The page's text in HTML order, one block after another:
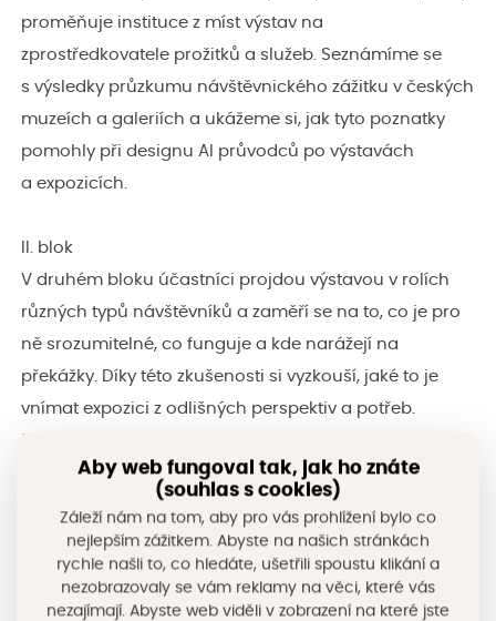
proměňuje instituce z míst výstav na
zprostředkovatele prožitků a služeb. Seznámíme se
s výsledky průzkumu návštěvnického zážitku v českých
muzeích a galeriích a ukážeme si, jak tyto poznatky
pomohly při designu AI průvodců po výstavách
a expozicích.
II. blok
V druhém bloku účastníci projdou výstavou v rolích
různých typů návštěvníků a zaměří se na to, co je pro
ně srozumitelné, co funguje a kde narážejí na
překážky. Díky této zkušenosti si vyzkouší, jaké to je
vnímat expozici z odlišných perspektiv a potřeb.
Pomocí metody designu uživatelského zážitku „pains
and gains“ společně pojmenujeme klíčové momenty
návštěvy a identifikujeme její silné i slabé stránky.
Po přestávce tento pohled rozšíříme o perspektivu
umělé inteligence. Přiblížíme si, jak lze AI asistenty
(ChatGPT, Claude nebo Gemini) využít pro simulaci
Aby web fungoval tak, jak ho znáte
(souhlas s cookies)
Záleží nám na tom, aby pro vás prohlížení bylo co
nejlepším zážitkem. Abyste na našich stránkách
rychle našli to, co hledáte, ušetřili spoustu klikání a
nezobrazovaly se vám reklamy na věci, které vás
nezajímají. Abyste web viděli v zobrazení na které jste